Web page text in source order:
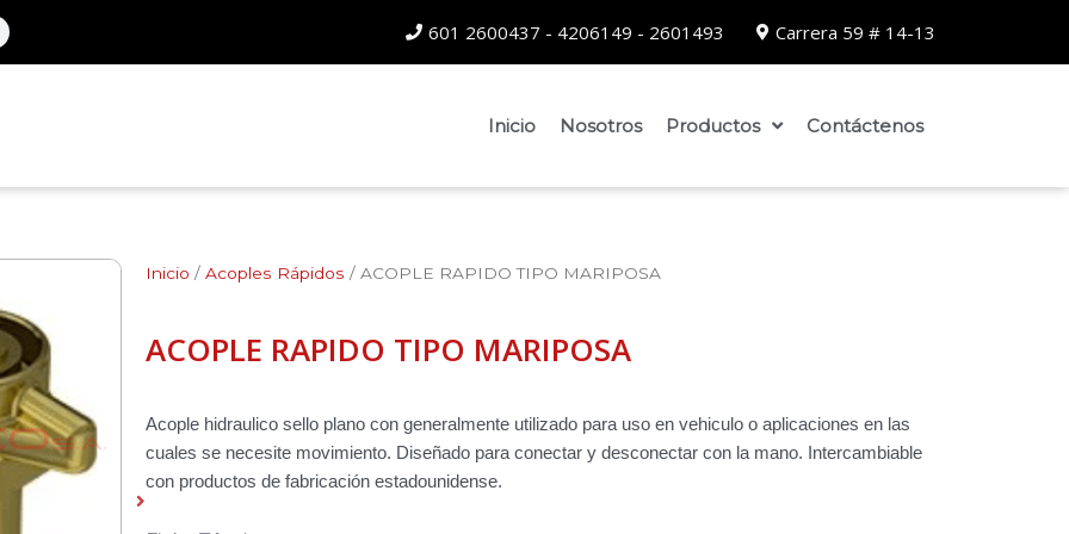
601 2600437 - 4206149 - 2601493 Carrera 59 # 14-13
Inicio Nosotros Productos Contáctenos
Inicio / Acoples Rápidos / ACOPLE RAPIDO TIPO MARIPOSA
ACOPLE RAPIDO TIPO MARIPOSA
Acople hidraulico sello plano con generalmente utilizado para uso en vehiculo o aplicaciones en las
cuales se necesite movimiento. Diseñado para conectar y desconectar con la mano. Intercambiable
con productos de fabricación estadounidense.